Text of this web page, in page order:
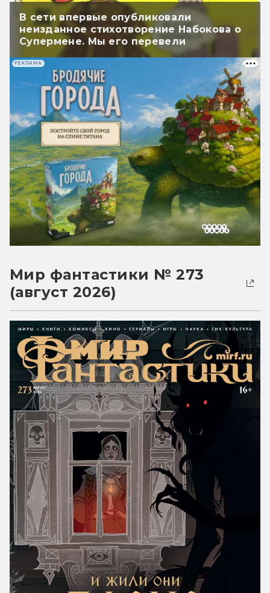
В сети впервые опубликовали
неизданное стихотворение Набокова о
Супермене. Мы его перевели
РЕКЛАМА
Мир фантастики № 273
(август 2026)